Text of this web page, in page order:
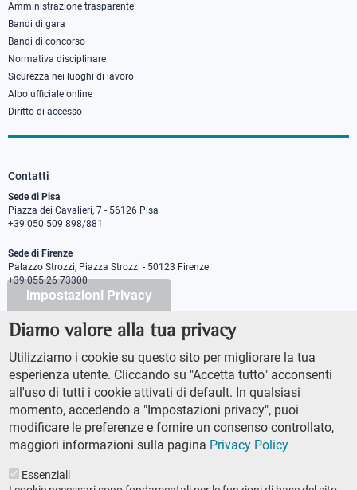
Impostazioni Privacy
Diamo valore alla tua privacy
Utilizziamo i cookie su questo sito per migliorare la tua
esperienza utente. Cliccando su "Accetta tutto" acconsenti
all'uso di tutti i cookie attivati di default. In qualsiasi
momento, accedendo a "Impostazioni privacy", puoi
modificare le preferenze e fornire un consenso controllato,
maggiori informazioni sulla pagina Privacy Policy
Essenziali
Amministrazione trasparente
Bandi di gara
Bandi di concorso
Normativa disciplinare
Sicurezza nei luoghi di lavoro
Albo ufficiale online
Diritto di accesso
Contatti
Sede di Pisa
Piazza dei Cavalieri, 7 - 56126 Pisa
+39 050 509 898/881
Sede di Firenze
Palazzo Strozzi, Piazza Strozzi - 50123 Firenze
+39 055 26 73300
PEC protocollo@pec.sns.it
Codice Fiscale 8000 5050507
Ufficio comunicazione
Addetto stampa
URP - Ufficio relazioni con il pubblico